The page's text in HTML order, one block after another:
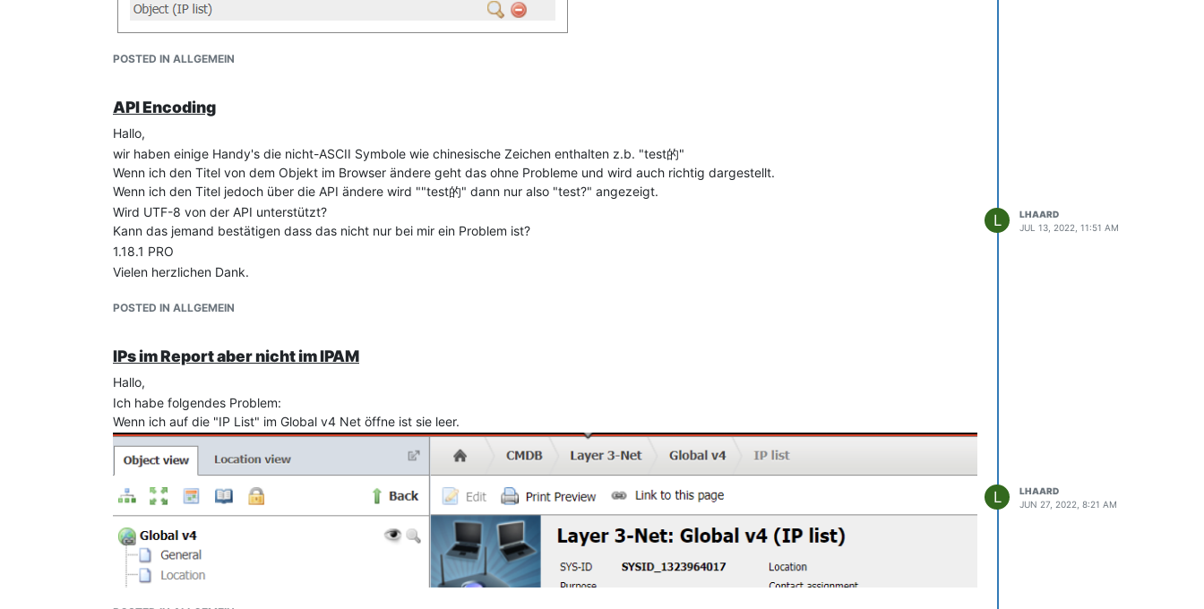
POSTED IN ALLGEMEIN
API Encoding
Hallo,
wir haben einige Handy's die nicht-ASCII Symbole wie chinesische Zeichen enthalten z.b. "test的"
Wenn ich den Titel von dem Objekt im Browser ändere geht das ohne Probleme und wird auch richtig dargestellt.
Wenn ich den Titel jedoch über die API ändere wird ""test的" dann nur also "test?" angezeigt.
Wird UTF-8 von der API unterstützt?
Kann das jemand bestätigen dass das nicht nur bei mir ein Problem ist?
1.18.1 PRO
Vielen herzlichen Dank.
POSTED IN ALLGEMEIN
L
LHAARD
JUL 13, 2022, 11:51 AM
IPs im Report aber nicht im IPAM
Hallo,
Ich habe folgendes Problem:
Wenn ich auf die "IP List" im Global v4 Net öffne ist sie leer.
L
LHAARD
JUN 27, 2022, 8:21 AM